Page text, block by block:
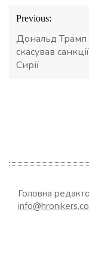
Навігація
записів
Previous:
Дональд Трамп
скасував
Сирії
Головна